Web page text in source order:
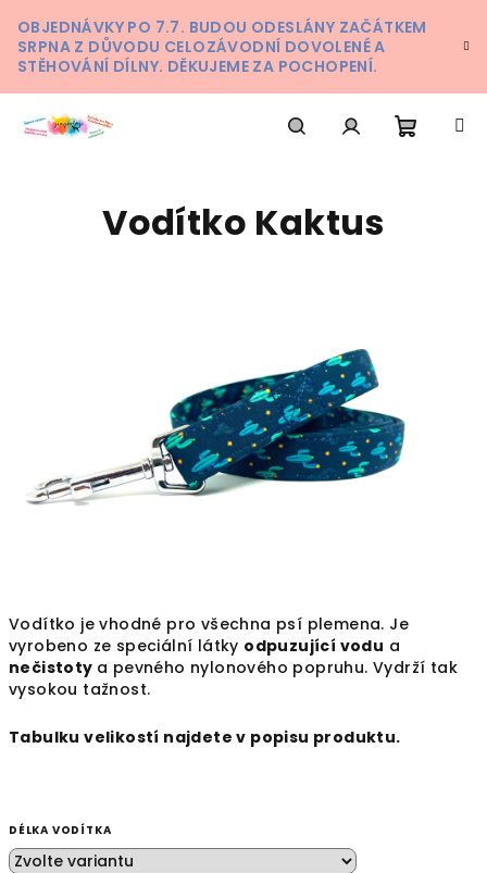
na
obsah
OBJEDNÁVKY PO 7.7. BUDOU ODESLÁNY ZAČÁTKEM
SRPNA Z DŮVODU CELOZÁVODNÍ DOVOLENÉ A
STĚHOVÁNÍ DÍLNY. DĚKUJEME ZA POCHOPENÍ.
Vodítko je vhodné pro všechna psí plemena. Je
vyrobeno ze speciální látky odpuzující vodu a
nečistoty a pevného nylonového popruhu. Vydrží tak
vysokou tažnost.
Tabulku velikostí najdete v popisu produktu.
DÉLKA VODÍTKA
Vodítko Kaktus